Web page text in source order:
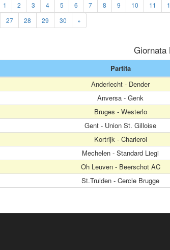
1 2 3 4 5 6 7 8 9 10 11
27 28 29 30 »
Giornata
Partita
Anderlecht - Dender
Anversa - Genk
Bruges - Westerlo
Gent - Union St. Gilloise
Kortrijk - Charleroi
Mechelen - Standard Liegi
Oh Leuven - Beerschot AC
St.Truiden - Cercle Brugge